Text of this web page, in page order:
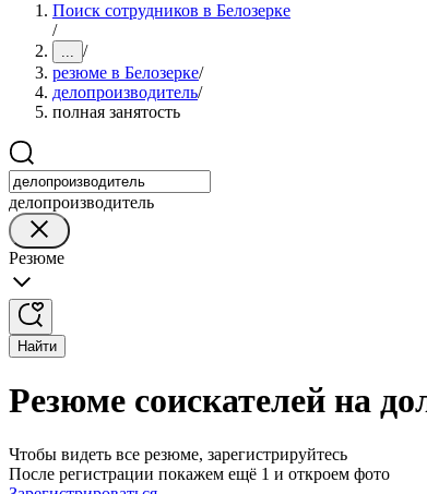
Поиск сотрудников в Белозерке
/
... /
резюме в Белозерке/
делопроизводитель/
полная занятость
делопроизводитель
Резюме
Найти
Резюме соискателей на
Чтобы видеть все резюме, зарегистрируйтесь
После регистрации покажем ещё 1 и откроем фото